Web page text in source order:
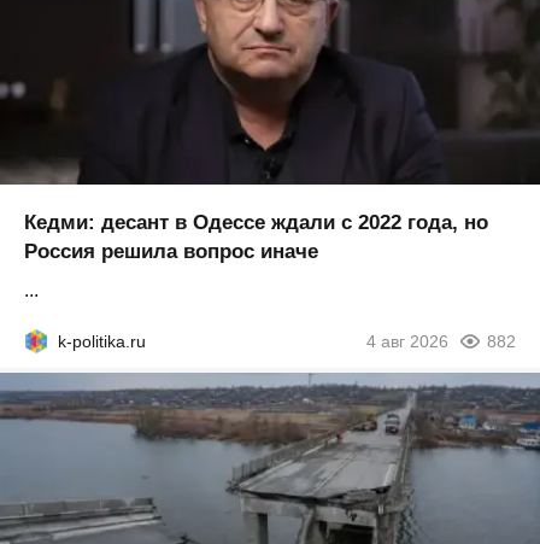
Кедми: десант в Одессе ждали с 2022 года, но
Россия решила вопрос иначе
...
k-politika.ru 4 авг 2026 882